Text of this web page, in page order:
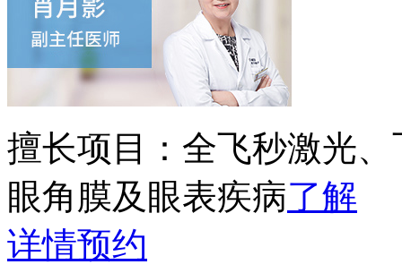
擅长项目： 全飞秒激光
眼角膜及眼表疾病了解
详情预约